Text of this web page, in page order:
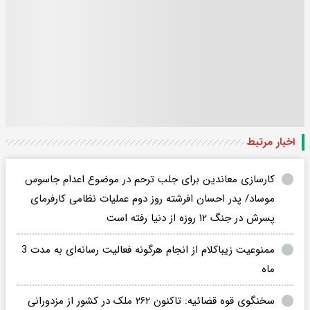
اخبار مرتبط
کارسازی معاندین برای جلب ترحم در موضوع اعدام جاسوس
موساد/ پدر احسان افرشته روز دوم عملیات نظامی کارفرمای
پسرش در جنگ ۱۲ روزه از دنیا رفته است
ممنوعیت زیباکلام از انجام هرگونه فعالیت رسانه‌ای به مدت 3
ماه
سخنگوی قوه قضائیه: تاکنون ۲۶۲ ملک در کشور از مزدورانی